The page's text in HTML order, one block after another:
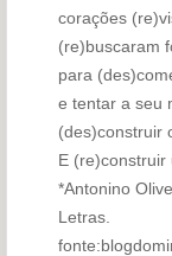
corações
(re)buscaram
para
e tentar a seu
(des)construir
E (re)construir
*Antonino
Letras.